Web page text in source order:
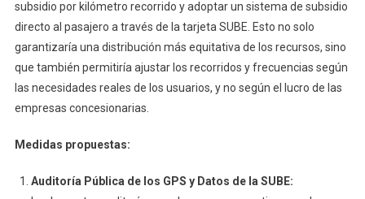
subsidio por kilómetro recorrido y adoptar un sistema de subsidio
directo al pasajero a través de la tarjeta SUBE. Esto no solo
garantizaría una distribución más equitativa de los recursos, sino
que también permitiría ajustar los recorridos y frecuencias según
las necesidades reales de los usuarios, y no según el lucro de las
empresas concesionarias.
Medidas propuestas:
Auditoría Pública de los GPS y Datos de la SUBE: